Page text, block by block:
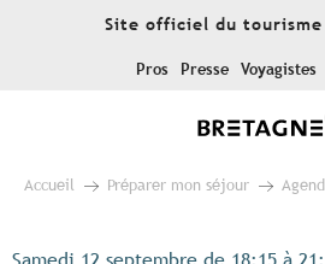
Site officiel du tourisme
Pros Presse Voyagistes
Accueil Préparer mon séjour